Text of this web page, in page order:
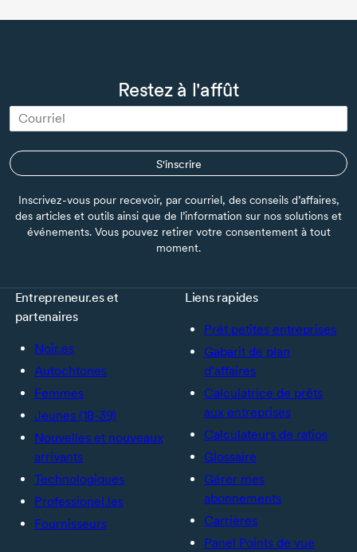
Restez à l'affût
S'inscrire
Inscrivez-vous pour recevoir, par courriel, des conseils d’affaires,
des articles et outils ainsi que de l’information sur nos solutions et
événements. Vous pouvez retirer votre consentement à tout
moment.
Entrepreneur.es et
partenaires
Noir.es
Autochtones
Femmes
Jeunes (18-39)
Nouvelles et nouveaux
arrivants
Technologiques
Professionel.les
Fournisseurs
Liens rapides
Prêt petites entreprises
Gabarit de plan
d’affaires
Calculatrice de prêts
aux entreprises
Calculateurs de ratios
Glossaire
Gérer mes
abonnements
Carrières
Panel Points de vue